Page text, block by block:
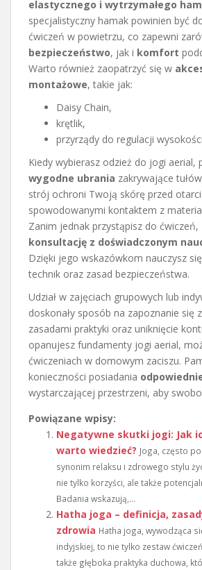
elastycznego i wytrzymałego
specjalistyczny hamak powinien być
ćwiczeń w powietrzu, co zapewni
bezpieczeństwo, jak i komfort
Warto również zaopatrzyć się w
montażowe, takie jak:
Daisy Chain,
krętlik,
przyrządy do regulacji
Kiedy wybierasz odzież do jogi aerial,
wygodne ubrania zakrywające
strój ochroni Twoją skórę przed
spowodowanymi kontaktem z
Zanim jednak przystąpisz do ćwiczeń,
konsultację z doświadczonym
Dzięki jego wskazówkom nauczysz
technik oraz zasad bezpieczeństwa.
Udział w zajęciach grupowych lub
doskonały sposób na zapoznanie się
zasadami praktyki oraz uniknięcie
opanujesz fundamenty jogi aerial,
ćwiczeniach w domowym zaciszu.
konieczności posiadania
wystarczającej przestrzeni, aby
Powiązane wpisy:
Negatywne skutki jogi: Jak
warto wiedzieć? Joga, często
synonim relaksu i zdrowego stylu
nie tylko korzyści, ale także
Badania wskazują,...
Hatha joga – definicja,
zdrowia Hatha joga, wywodząca
indyjskiej, to nie tylko zestaw
także głęboka praktyka duchowa,